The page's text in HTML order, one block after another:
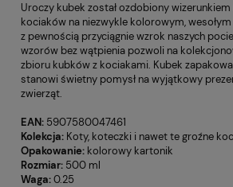
Uroczy kubek został ozdobiony wizerunkiem
kociaków na niezwykle kolorowym,
z pewnością przyciągnie wzrok naszych
wzorów bez wątpienia pozwoli na
zbioru kubków z kociakami. Kubek
stanowi świetny pomysł na wyjątkowy
zwierząt.
EAN: 5907580047461
Kolekcja: Koty, koteczki i nawet te groźne
Opakowanie: kolorowy kartonik
Rozmiar: 500 ml
Waga:0.25